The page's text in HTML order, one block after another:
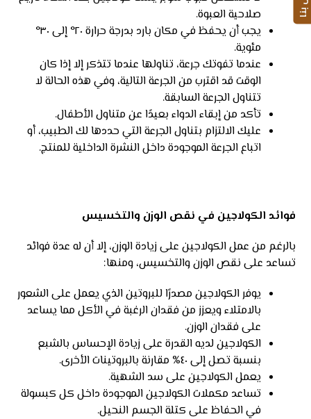
صلاحية العبوة.
يجب أن يحفظ في مكان بارد بدرجة حرارة ٢٠° إلى ٣٠°
مئوية.
عندما تفوتك جرعة، تناولها عندما تتذكر إلا إذا كان
الوقت قد اقترب من الجرعة التالية، وفي هذه الحالة لا
تتناول الجرعة السابقة.
تأكد من إبقاء الدواء بعيدًا عن متناول الأطفال.
عليك الالتزام بتناول الجرعة التي حددها لك الطبيب، أو
اتباع الجرعة الموجودة داخل النشرة الداخلية للمنتج.
فوائد الكولاجين في نقص الوزن والتخسيس
بالرغم من عمل الكولاجين على زيادة الوزن، إلا أن له عدة فوائد
تساعد على نقص الوزن والتخسيس، ومنها:
يوفر الكولاجين مصدرًا للبروتين الذي يعمل على الشعور
بالامتلاء ويعزز من فقدان الرغبة في الأكل مما يساعد
على فقدان الوزن.
الكولاجين لديه القدرة على زيادة الإحساس بالشبع
بنسبة تصل إلى ٤٠% مقارنة بالبروتينات الأخرى.
يعمل الكولاجين على سد الشهية.
تساعد مكملات الكولاجين الموجودة داخل كل كبسولة
في الحفاظ على كتلة الجسم النحيل.